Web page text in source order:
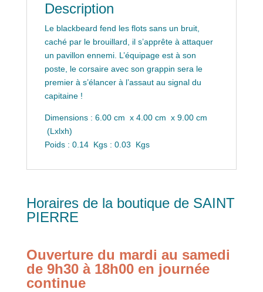
Description
Le blackbeard fend les flots sans un bruit,
caché par le brouillard, il s’apprête à attaquer
un pavillon ennemi. L’équipage est à son
poste, le corsaire avec son grappin sera le
premier à s’élancer à l’assaut au signal du
capitaine !
Dimensions : 6.00 cm x 4.00 cm x 9.00 cm
(Lxlxh)
Poids : 0.14 Kgs : 0.03 Kgs
Horaires de la boutique de SAINT
PIERRE
Ouverture du mardi au samedi
de 9h30 à 18h00 en journée
continue